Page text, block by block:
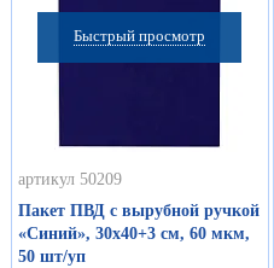
Быстрый просмотр
артикул 50209
Пакет ПВД с вырубной ручкой
«Синий», 30х40+3 см, 60 мкм,
50 шт/уп